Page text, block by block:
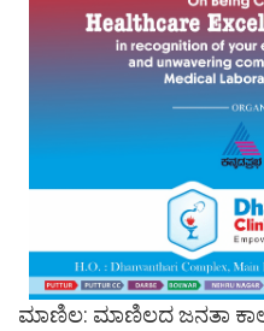
ಮಾಣಿಲ: ಮಾಣಿಲದ ಜನತಾ